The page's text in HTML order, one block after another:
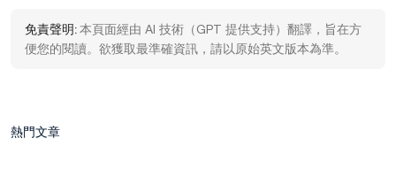
免責聲明:本頁面經由 AI 技術（GPT 提供支持）翻譯，旨在方
便您的閱讀。欲獲取最準確資訊，請以原始英文版本為準。
熱門文章